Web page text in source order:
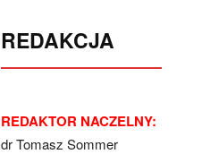
REDAKCJA
REDAKTOR NACZELNY:
dr Tomasz Sommer